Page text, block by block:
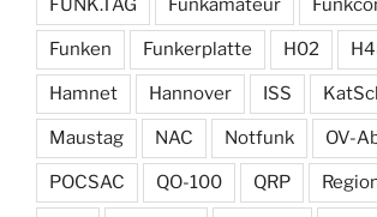
FUNK.TAG Funkamateur
Funken Funkerplatte H02
Hamnet Hannover ISS
Maustag NAC Notfunk OV-
POCSAC QO-100 QRP